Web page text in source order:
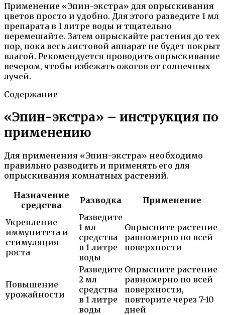
Применение «Эпин-экстра» для опрыскивания
цветов просто и удобно. Для этого разведите 1 мл
препарата в 1 литре воды и тщательно
перемешайте. Затем опрыскайте растения до тех
пор, пока весь листовой аппарат не будет покрыт
влагой. Рекомендуется проводить опрыскивание
вечером, чтобы избежать ожогов от солнечных
лучей.
Содержание
«Эпин-экстра» – инструкция по
применению
Для применения «Эпин-экстра» необходимо
правильно разводить и применять его для
опрыскивания комнатных растений.
Назначение
средства
Разводка Применение
Укрепление
иммунитета и
стимуляция
роста
Разведите
1 мл
средства
в 1 литре
воды
Опрысните растение
равномерно по всей
поверхности
Повышение
урожайности
Разведите
2 мл
средства
в 1 литре
воды
Опрысните растение
равномерно по всей
поверхности,
повторите через 7-10
дней